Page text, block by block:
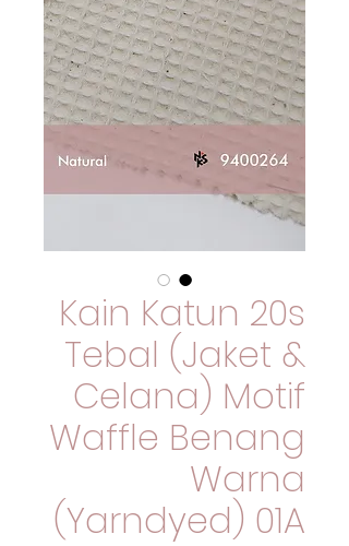
Kain Katun 20s
Tebal (Jaket &
Celana) Motif
Waffle Benang
Warna
(Yarndyed) 01A